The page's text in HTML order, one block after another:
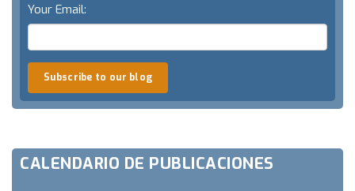
Your Email:
Subscribe to our blog
CALENDARIO DE PUBLICACIONES